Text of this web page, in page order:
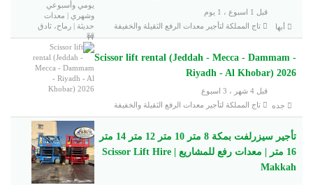
أبها
قبل 1 اسبوع ، 1 يوم
تاج المملكة لتأجير معدات الرفع الثقيلة والخفيفة
Scissor lift rental (Jeddah - Mecca - Dammam -
Riyadh - Al Khobar) 2026
جده
قبل 4 شهر ، 3 اسبوع
تاج المملكة لتأجير معدات الرفع الثقيلة والخفيفة
تأجير سيزرلفت بمكة 8 متر 10 متر 12 متر 14 متر
16 متر | معدات رفع للمشاريع | Scissor Lift Hire
Makkah